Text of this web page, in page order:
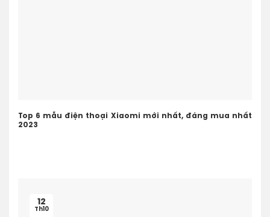
Top 6 mẫu điện thoại Xiaomi mới nhất, đáng mua nhất
2023
12
Th10